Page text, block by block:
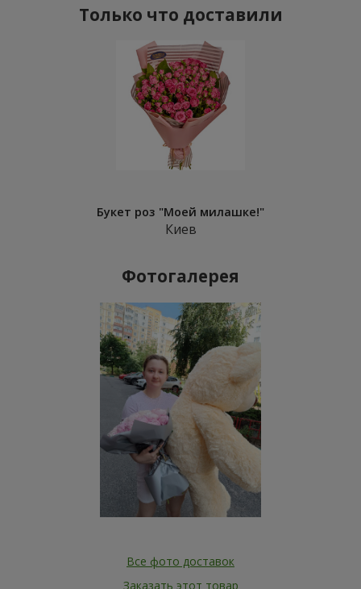
Только что доставили
Букет роз "Моей милашке!"
Киев
Фотогалерея
Все фото доставок
Заказать этот товар